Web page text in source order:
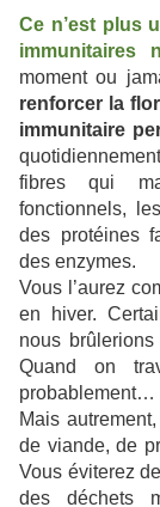
Ce n’est plus
immunitaires
moment ou
renforcer la
immunitaire
fibres qui
fonctionnels,
des protéines
des enzymes.
Vous l’aurez
en hiver.
nous
Quand on
probablement…
Mais
de viande, de
Vous éviterez
des déchets